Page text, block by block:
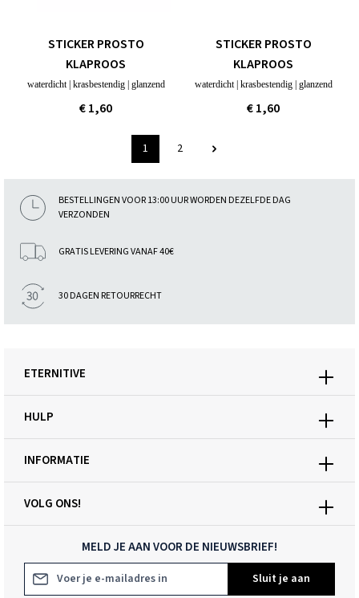
STICKER PROSTO
KLAPROOS
waterdicht | krasbestendig | glanzend
€ 1,60
STICKER PROSTO
KLAPROOS
waterdicht | krasbestendig | glanzend
€ 1,60
1 2
BESTELLINGEN VOOR 13:00 UUR WORDEN DEZELFDE DAG
VERZONDEN
GRATIS LEVERING VANAF 40€
30 DAGEN RETOURRECHT
MELD JE AAN VOOR DE NIEUWSBRIEF!
E-mailadres*
Sluit je aan
VOLG ONS!
ETERNITIVE
HULP
INFORMATIE